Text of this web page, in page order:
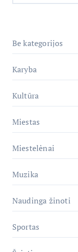
Be kategorijos
Karyba
Kultūra
Miestas
Miestelėnai
Muzika
Naudinga žinoti
Sportas